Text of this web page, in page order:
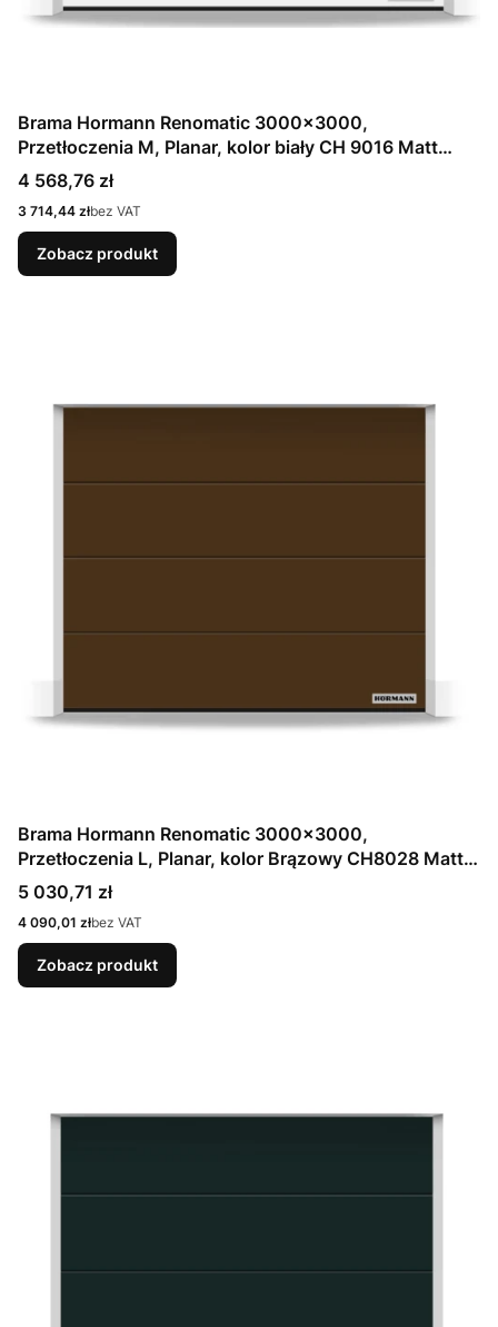
Brama Hormann Renomatic 3000x3000,
Przetłoczenia M, Planar, kolor biały CH 9016 Matt
deluxe + Prowadzenie N
Cena
4 568,76 zł
Cena
3 714,44 złbez VAT
Zobacz produkt
Brama Hormann Renomatic 3000x3000,
Przetłoczenia L, Planar, kolor Brązowy CH8028 Matt
deluxe + Prowadzenie N
Cena
5 030,71 zł
Cena
4 090,01 złbez VAT
Zobacz produkt